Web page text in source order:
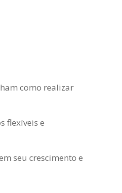
como realizar
flexíveis e
seu crescimento e